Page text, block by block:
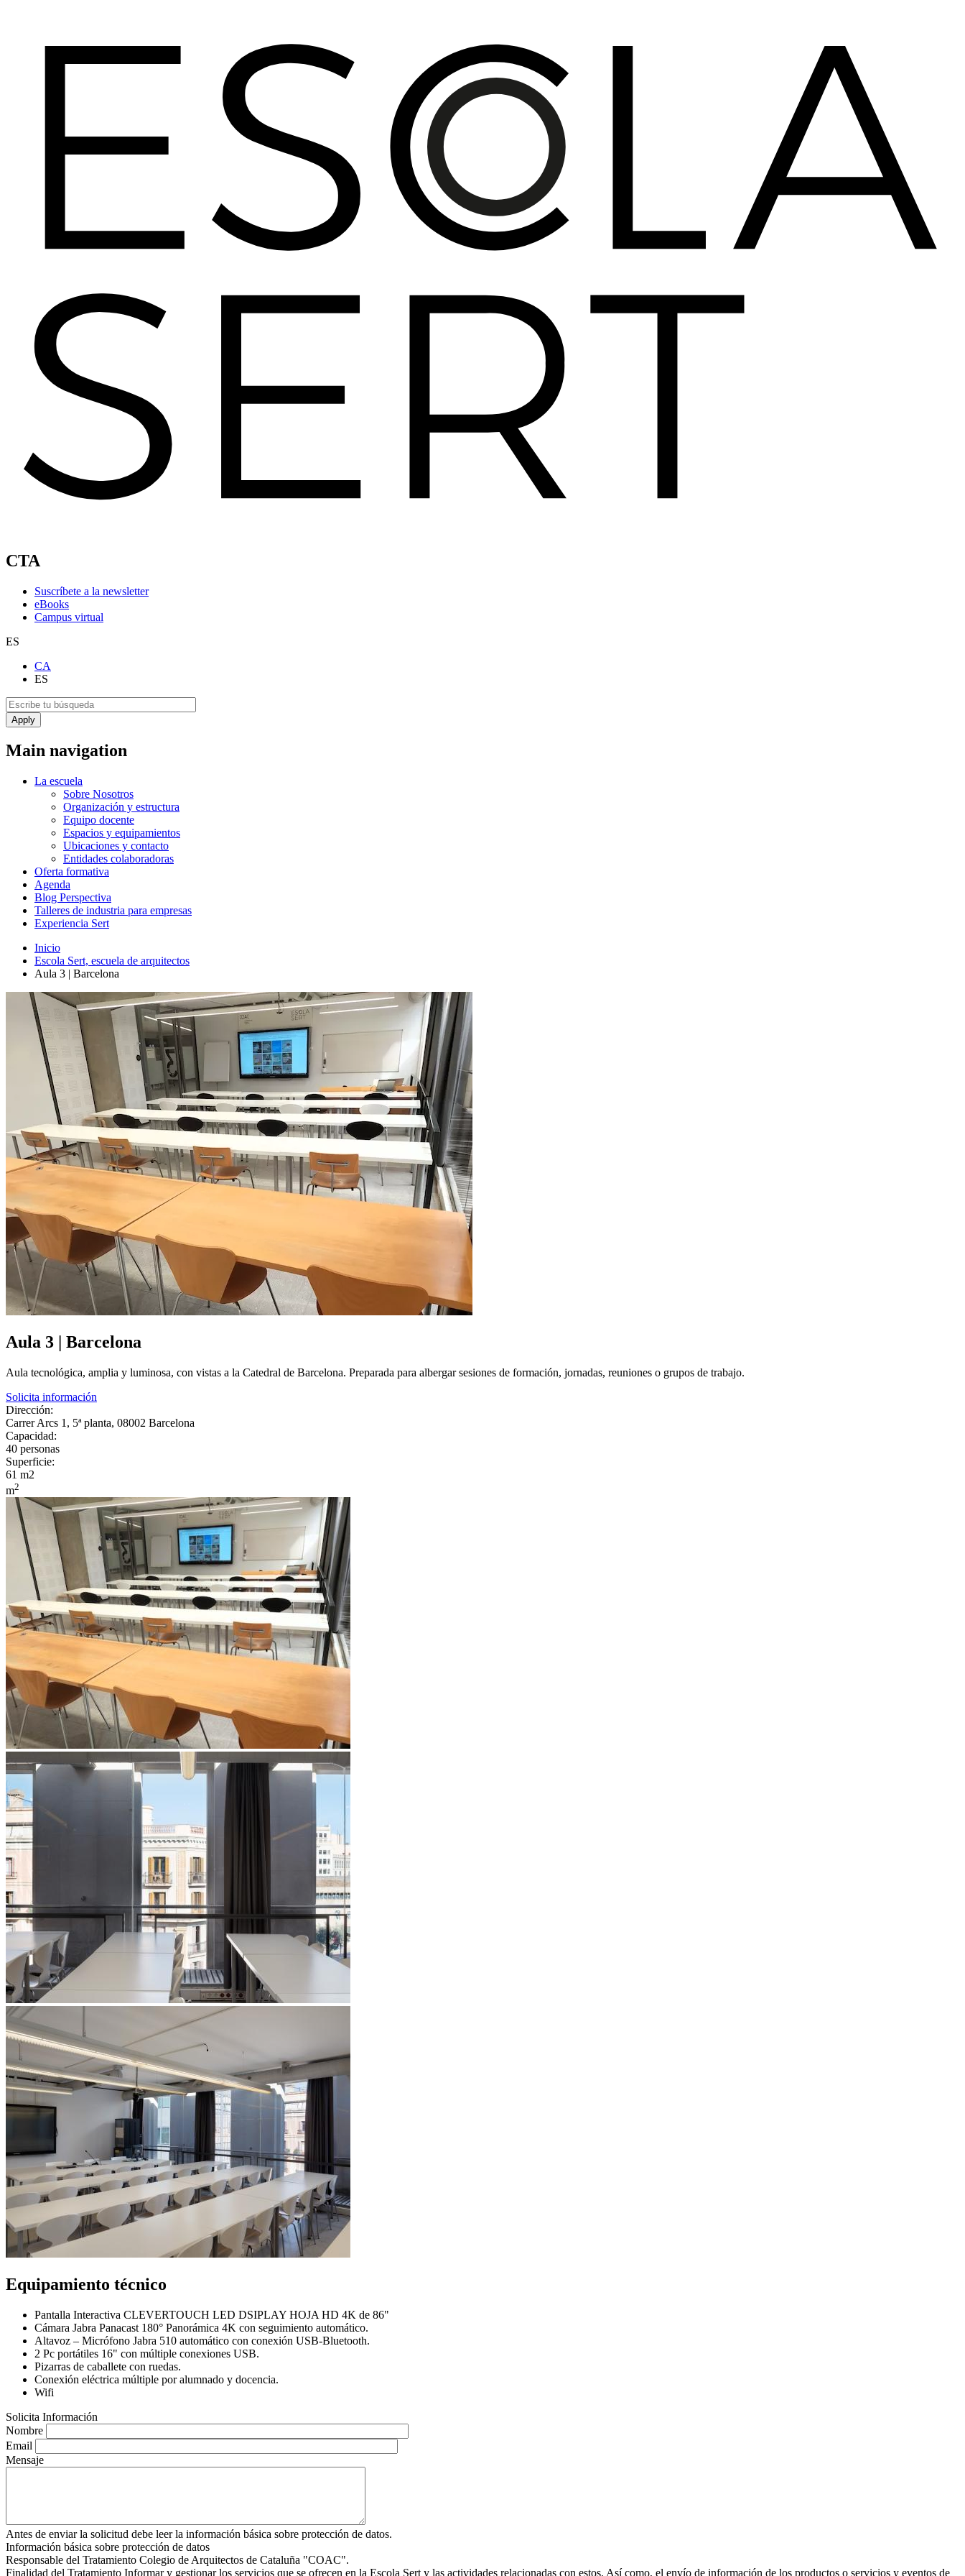
CTA
Suscríbete a la newsletter
eBooks
Campus virtual
ES
CA
ES
Main navigation
La escuela
Sobre Nosotros
Organización y estructura
Equipo docente
Espacios y equipamientos
Ubicaciones y contacto
Entidades colaboradoras
Oferta formativa
Agenda
Blog Perspectiva
Talleres de industria para empresas
Experiencia Sert
Inicio
Escola Sert, escuela de arquitectos
Aula 3 | Barcelona
Aula 3 | Barcelona
Aula tecnológica, amplia y luminosa, con vistas a la Catedral de Barcelona. Preparada para albergar sesiones de formación, jornadas, reuniones o grupos de trabajo.
Solicita información
Dirección:
Carrer Arcs 1, 5ª planta, 08002 Barcelona
Capacidad:
40 personas
Superficie:
61 m2
m2
Equipamiento técnico
Pantalla Interactiva CLEVERTOUCH LED DSIPLAY HOJA HD 4K de 86"
Cámara Jabra Panacast 180° Panorámica 4K con seguimiento automático.
Altavoz – Micrófono Jabra 510 automático con conexión USB-Bluetooth.
2 Pc portátiles 16" con múltiple conexiones USB.
Pizarras de caballete con ruedas.
Conexión eléctrica múltiple por alumnado y docencia.
Wifi
Solicita Información
Nombre
Email
Mensaje
Antes de enviar la solicitud debe leer la información básica sobre protección de datos.
Información básica sobre protección de datos
Responsable del Tratamiento Colegio de Arquitectos de Cataluña "COAC".
Finalidad del Tratamiento Informar y gestionar los servicios que se ofrecen en la Escola Sert y las actividades relacionadas con estos. Así como, el envío de información de los productos o servicios y eventos de